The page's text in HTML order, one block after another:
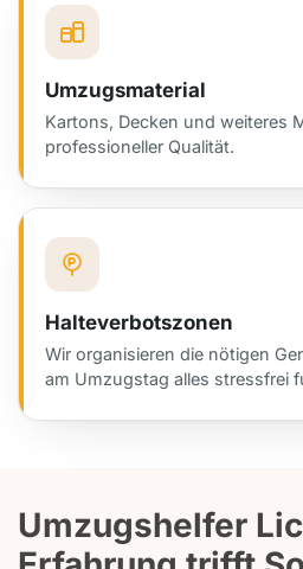
Umzugsmaterial
Kartons, Decken und weiteres
professioneller Qualität.
Halteverbotszonen
Wir organisieren die nötigen
am Umzugstag alles stressfrei
Umzugshelfer